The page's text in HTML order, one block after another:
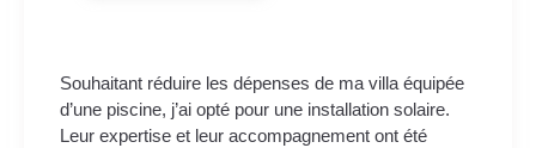
Souhaitant réduire les dépenses de ma villa équipée
d’une piscine, j’ai opté pour une installation solaire.
Leur expertise et leur accompagnement ont été